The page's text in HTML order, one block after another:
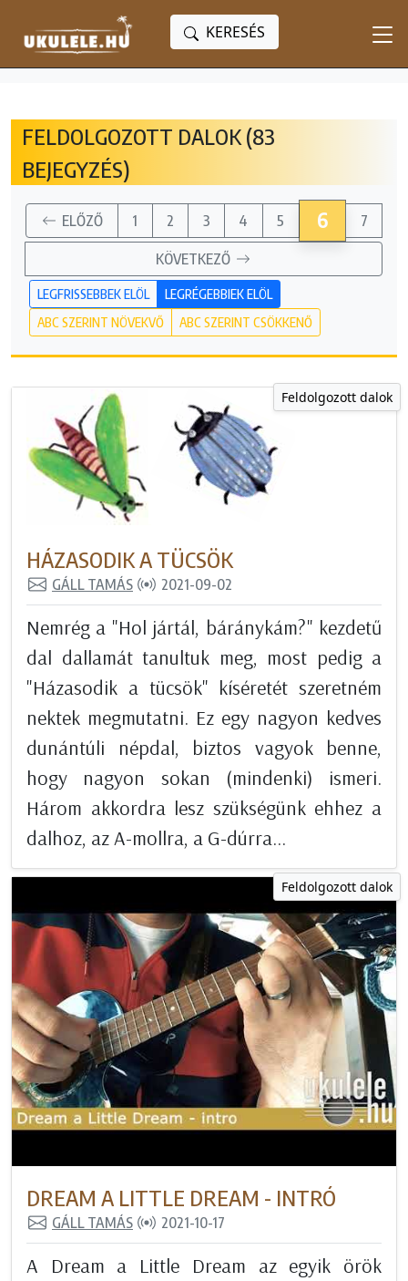
KERESÉS
FELDOLGOZOTT DALOK (83
BEJEGYZÉS)
ELŐZŐ 1 2 3 4 5 6 7
KÖVETKEZŐ
LEGFRISSEBBEK ELÖL
LEGRÉGEBBIEK ELÖL
ABC SZERINT NÖVEKVŐ
ABC SZERINT CSÖKKENŐ
Feldolgozott dalok
HÁZASODIK A TÜCSÖK
GÁLL TAMÁS 2021-09-02
Nemrég a "Hol jártál, báránykám?" kezdetű
dal dallamát tanultuk meg, most pedig a
"Házasodik a tücsök" kíséretét szeretném
nektek megmutatni. Ez egy nagyon kedves
dunántúli népdal, biztos vagyok benne,
hogy nagyon sokan (mindenki) ismeri.
Három akkordra lesz szükségünk ehhez a
dalhoz, az A-mollra, a G-dúrra...
Feldolgozott dalok
DREAM A LITTLE DREAM - INTRÓ
GÁLL TAMÁS 2021-10-17
A Dream a Little Dream az egyik örök